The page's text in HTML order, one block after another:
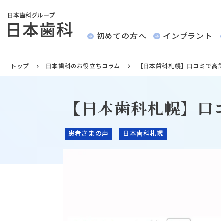
初めての方へ インプラント
トップ 日本歯科のお役立ちコラム 【日本歯科札幌】口コミで
【日本歯科札幌】
患者さまの声 日本歯科札幌